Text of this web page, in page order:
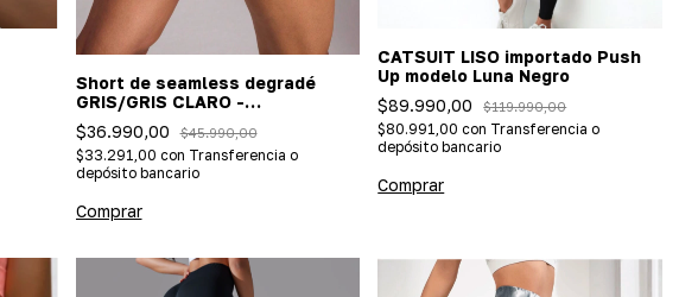
Short de seamless degradé
GRIS/GRIS CLARO -
(Importada/efecto push up)
$36.990,00 $45.990,00
$33.291,00 con Transferencia o
depósito bancario
Comprar
CATSUIT LISO importado Push
Up modelo Luna Negro
$89.990,00
$119.990,00
$80.991,00con Transferencia o
depósito bancario
Comprar